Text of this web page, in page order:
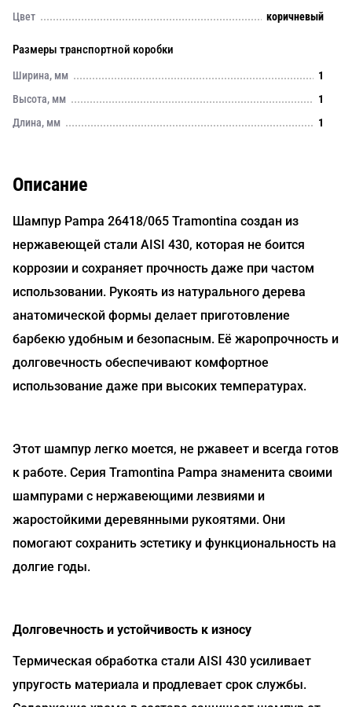
Цвет
коричневый
Размеры транспортной коробки
Ширина, мм
1
Высота, мм
1
Длина, мм
1
Описание
Шампур Pampa 26418/065 Tramontina создан из
нержавеющей стали AISI 430, которая не боится
коррозии и сохраняет прочность даже при частом
использовании. Рукоять из натурального дерева
анатомической формы делает приготовление
барбекю удобным и безопасным. Её жаропрочность и
долговечность обеспечивают комфортное
использование даже при высоких температурах.
Этот шампур легко моется, не ржавеет и всегда готов
к работе. Серия Tramontina Pampa знаменита своими
шампурами с нержавеющими лезвиями и
жаростойкими деревянными рукоятями. Они
помогают сохранить эстетику и функциональность на
долгие годы.
Долговечность и устойчивость к износу
Термическая обработка стали AISI 430 усиливает
упругость материала и продлевает срок службы.